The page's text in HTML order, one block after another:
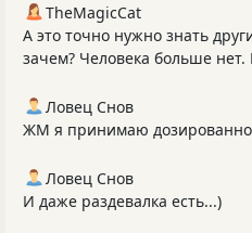
TheMagicCat
А это точно нужно знать
зачем? Человека больше нет.
Ловец Снов
ЖМ я принимаю
Ловец Снов
И даже раздевалка есть...)